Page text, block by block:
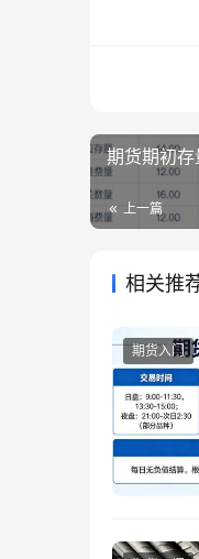
期货期初
上一篇
相关推
期货入门